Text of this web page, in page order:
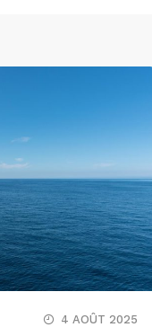
4 AOÛT 2025